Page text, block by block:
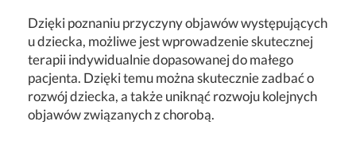
Dzięki poznaniu przyczyny objawów występujących
u dziecka, możliwe jest wprowadzenie skutecznej
terapii indywidualnie dopasowanej do małego
pacjenta. Dzięki temu można skutecznie zadbać o
rozwój dziecka, a także uniknąć rozwoju kolejnych
objawów związanych z chorobą.